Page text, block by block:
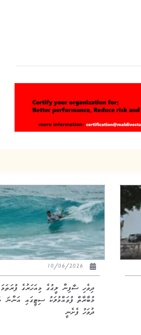
10/06/2026
ދިވެހި ސާފިން ލީގުގެ މިއަހަރުގެ ފުރަތަމަ
މުބާރާތް ފުވައްމުލަކު ސިޓީގައި އަންނަ
ދުވަހު ފެށެނީ